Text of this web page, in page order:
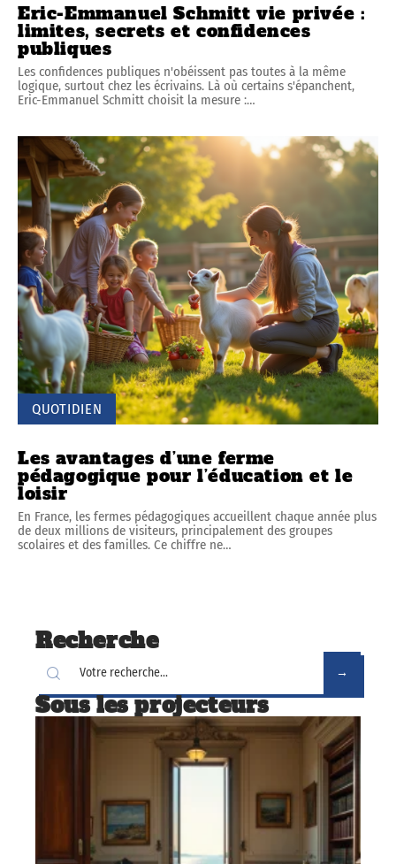
Eric-Emmanuel Schmitt vie privée :
limites, secrets et confidences
publiques
Les confidences publiques n'obéissent pas toutes à la même
logique, surtout chez les écrivains. Là où certains s'épanchent,
Eric-Emmanuel Schmitt choisit la mesure :…
QUOTIDIEN
Les avantages d’une ferme
pédagogique pour l’éducation et le
loisir
En France, les fermes pédagogiques accueillent chaque année plus
de deux millions de visiteurs, principalement des groupes
scolaires et des familles. Ce chiffre ne…
Recherche
Sous les projecteurs